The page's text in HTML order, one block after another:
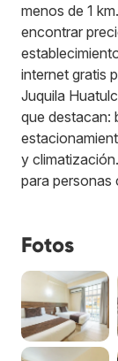
menos de 1
encontrar
internet gratis
Juquila
que destacan:
y
para personas
Fotos